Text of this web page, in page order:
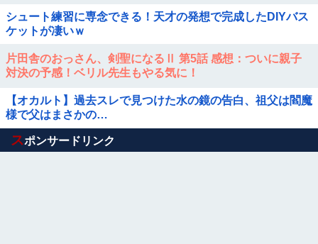
シュート練習に専念できる！天才の発想で完成したDIYバス
ケットが凄いｗ
片田舎のおっさん、剣聖になるⅡ 第5話 感想：ついに親子
対決の予感！ベリル先生もやる気に！
【オカルト】過去スレで見つけた水の鏡の告白、祖父は閻魔
様で父はまさかの…
Powered by livedoor 相互RSS
スポンサードリンク